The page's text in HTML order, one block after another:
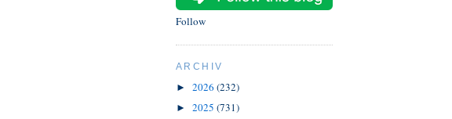
Follow
ARCHIV
► 2026 (232)
► 2025 (731)